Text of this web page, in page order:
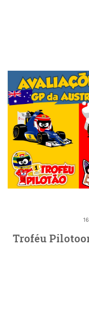
Troféu